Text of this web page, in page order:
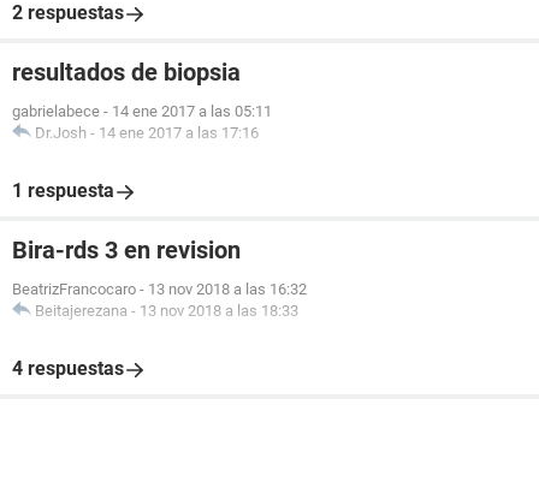
2 respuestas
resultados de biopsia
gabrielabece - 14 ene 2017 a las 05:11
Dr.Josh - 14 ene 2017 a las 17:16
1 respuesta
Bira-rds 3 en revision
BeatrizFrancocaro - 13 nov 2018 a las 16:32
Beitajerezana - 13 nov 2018 a las 18:33
4 respuestas